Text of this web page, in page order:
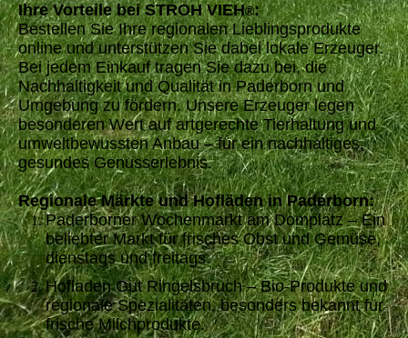
Ihre Vorteile bei STROH VIEH®:
Bestellen Sie Ihre regionalen Lieblingsprodukte
online und unterstützen Sie dabei lokale Erzeuger.
Bei jedem Einkauf tragen Sie dazu bei, die
Nachhaltigkeit und Qualität in Paderborn und
Umgebung zu fördern. Unsere Erzeuger legen
besonderen Wert auf artgerechte Tierhaltung und
umweltbewussten Anbau – für ein nachhaltiges,
gesundes Genusserlebnis.
Regionale Märkte und Hofläden in Paderborn:
Paderborner Wochenmarkt am Domplatz – Ein
beliebter Markt für frisches Obst und Gemüse,
dienstags und freitags.
Hofladen Gut Ringelsbruch – Bio-Produkte und
regionale Spezialitäten, besonders bekannt für
frische Milchprodukte.